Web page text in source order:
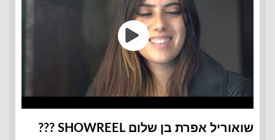
שואוריל אפרת בן שלום SHOWREEL ???️